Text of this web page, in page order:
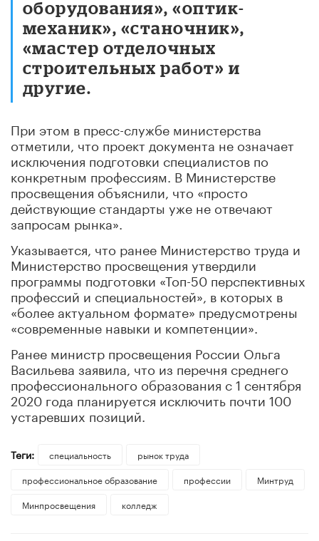
оборудования», «оптик-
механик», «станочник»,
«мастер отделочных
строительных работ» и
другие.
При этом в пресс-службе министерства
отметили, что проект документа не означает
исключения подготовки специалистов по
конкретным профессиям. В Министерстве
просвещения объяснили, что «просто
действующие стандарты уже не отвечают
запросам рынка».
Указывается, что ранее Министерство труда и
Министерство просвещения утвердили
программы подготовки «Топ-50 перспективных
профессий и специальностей», в которых в
«более актуальном формате» предусмотрены
«современные навыки и компетенции».
Ранее министр просвещения России Ольга
Васильева заявила, что из перечня среднего
профессионального образования с 1 сентября
2020 года планируется исключить почти 100
устаревших позиций.
Теги: специальность
рынок труда
профессиональное образование
профессии
Минтруд
Минпросвещения
колледж